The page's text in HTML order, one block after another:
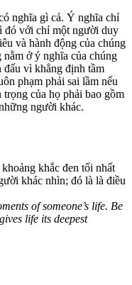
nghĩa gì cả. Ý nghĩa chỉ
đó với chỉ một người duy
và hành động của chúng
ở ý nghĩa của chúng
vì khẳng định tầm
phạm phải sai lầm nếu
của họ phải bao gồm
người khác.
khắc đen tối nhất
khác nhìn; đó là là điều
of someone’s life. Be
life its deepest